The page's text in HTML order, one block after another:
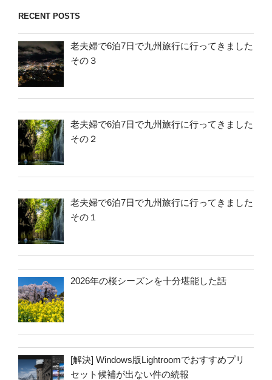
RECENT POSTS
老夫婦で6泊7日で九州旅行に行ってきました
その３
老夫婦で6泊7日で九州旅行に行ってきました
その２
老夫婦で6泊7日で九州旅行に行ってきました
その１
2026年の桜シーズンを十分堪能した話
[解決] Windows版Lightroomでおすすめプリ
セット候補が出ない件の続報